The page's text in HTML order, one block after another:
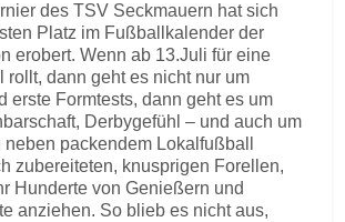
des TSV Seckmauern hat sich
Platz im Fußballkalender der
erobert. Wenn ab 13.Juli für eine
rollt, dann geht es nicht nur um
erste Formtests, dann geht es um
Derbygefühl – und auch um
packendem Lokalfußball
zubereiteten, knusprigen Forellen,
Hunderte von Genießern und
anziehen. So blieb es nicht aus,